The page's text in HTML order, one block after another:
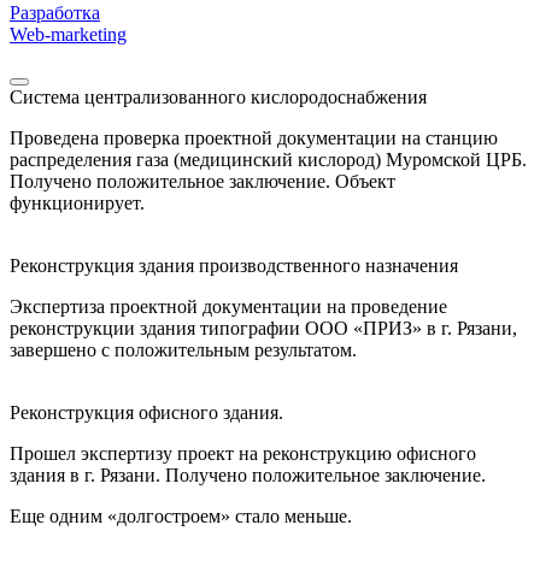
Разработка
Web-marketing
Система централизованного кислородоснабжения
Проведена проверка проектной документации на станцию
распределения газа (медицинский кислород) Муромской ЦРБ.
Получено положительное заключение. Объект
функционирует.
Реконструкция здания производственного назначения
Экспертиза проектной документации на проведение
реконструкции здания типографии ООО «ПРИЗ» в г. Рязани,
завершено с положительным результатом.
Реконструкция офисного здания.
Прошел экспертизу проект на реконструкцию офисного
здания в г. Рязани. Получено положительное заключение.
Еще одним «долгостроем» стало меньше.